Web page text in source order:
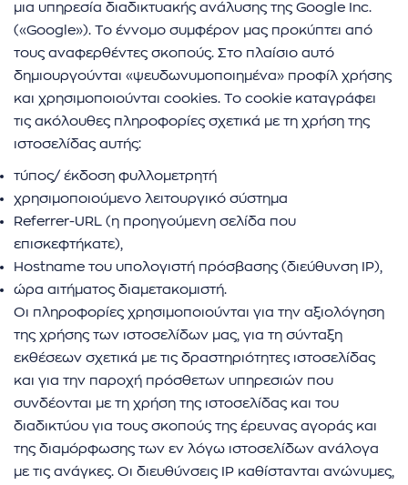
μια υπηρεσία διαδικτυακής ανάλυσης της Google Inc.
(«Google»). Το έννομο συμφέρον μας προκύπτει από
τους αναφερθέντες σκοπούς. Στο πλαίσιο αυτό
δημιουργούνται «ψευδωνυμοποιημένα» προφίλ χρήσης
και χρησιμοποιούνται cookies. Το cookie καταγράφει
τις ακόλουθες πληροφορίες σχετικά με τη χρήση της
ιστοσελίδας αυτής:
τύπος/ έκδοση φυλλομετρητή
χρησιμοποιούμενο λειτουργικό σύστημα
Referrer-URL (η προηγούμενη σελίδα που
επισκεφτήκατε),
Hostname του υπολογιστή πρόσβασης (διεύθυνση IP),
ώρα αιτήματος διαμετακομιστή.
Οι πληροφορίες χρησιμοποιούνται για την αξιολόγηση
της χρήσης των ιστοσελίδων μας, για τη σύνταξη
εκθέσεων σχετικά με τις δραστηριότητες ιστοσελίδας
και για την παροχή πρόσθετων υπηρεσιών που
συνδέονται με τη χρήση της ιστοσελίδας και του
διαδικτύου για τους σκοπούς της έρευνας αγοράς και
της διαμόρφωσης των εν λόγω ιστοσελίδων ανάλογα
με τις ανάγκες. Οι διευθύνσεις IP καθίστανται ανώνυμες,